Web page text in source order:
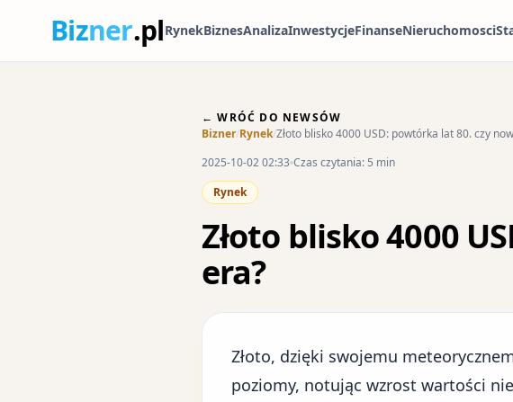
Bizner.plRynekBiznesAnalizaInwestycjeFinanseNieruchomosci
← WRÓĆ DO NEWSÓW
Bizner/Rynek/Złoto blisko 4000 USD: powtórka lat 80. czy
2025-10-02 02:33 Czas czytania: 5 min
Rynek
Złoto blisko 4000
era?
Złoto, dzięki swojemu
poziomy, notując wzrost wartości